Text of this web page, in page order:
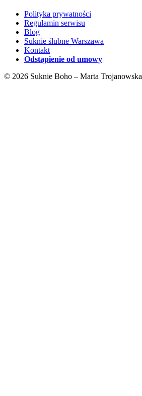
Polityka prywatności
Regulamin serwisu
Blog
Suknie ślubne Warszawa
Kontakt
Odstąpienie od umowy
© 2026 Suknie Boho – Marta Trojanowska